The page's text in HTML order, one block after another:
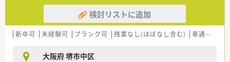
検討リストに追加
新卒可 未経験可 ブランク可 残業なし(ほぼなし含む) 車通勤可
大阪府 堺市中区